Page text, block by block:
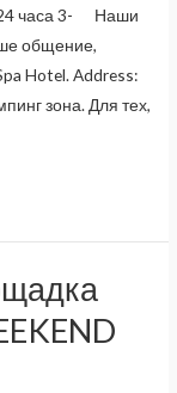
24 часа 3- Наши
общение,
Hotel. Address:
зона. Для тех,